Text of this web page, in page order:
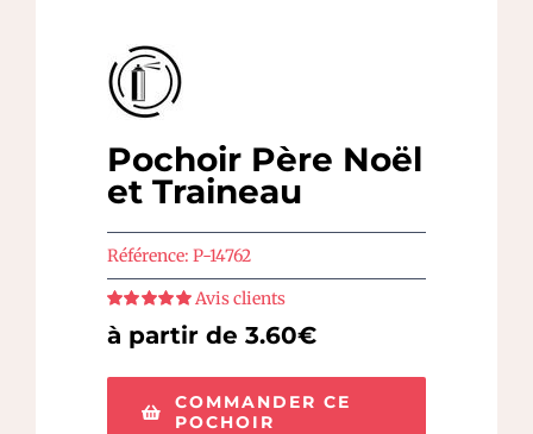
Pochoir Père Noël
et Traineau
Référence: P-14762
Note sur 5
Avis clients
à partir de 3.60€
COMMANDER CE
POCHOIR